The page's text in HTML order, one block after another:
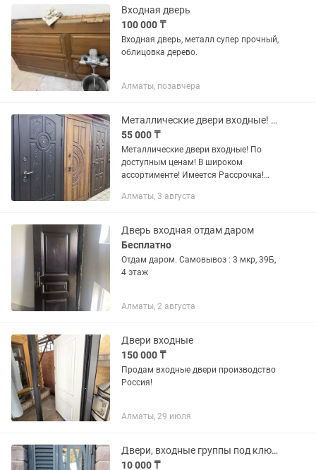
Входная дверь
100 000 ₸
Входная дверь, металл супер прочный,
облицовка дерево.
Алматы, позавчера
Металлические двери входные! По доступным ценам!
55 000 ₸
Металлические двери входные! По
доступным ценам! В широком
ассортименте! Имеется Рассрочка!
хорошую Звуко изоляцией И тепло
Алматы, 3 августа
Дверь входная отдам даром
Бесплатно
Отдам даром. Самовывоз : 3 мкр, 39Б,
4 этаж
Алматы, 2 августа
Двери входные
150 000 ₸
Продам входные двери производство
Россия!
Алматы, 29 июля
Двери, входные группы под ключ - Алматы, Талдыкорган, Конаев. Гарантия
10 000 ₸